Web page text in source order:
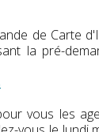
de Carte
la pré-
vous les